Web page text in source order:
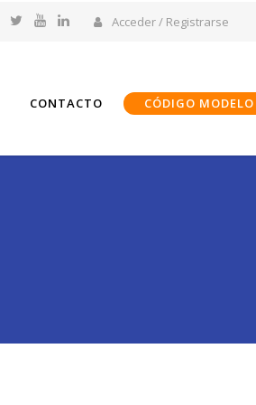
Acceder / Registrarse
CONTACTO CÓDIGO MODELO